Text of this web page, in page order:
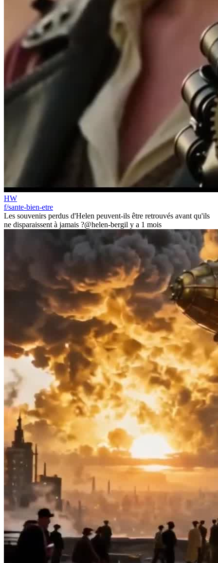
HW
f/sante-bien-etre
Les souvenirs perdus d'Helen peuvent-ils être retrouvés avant qu'ils
ne disparaissent à jamais ?@helen-bergil y a 1 mois